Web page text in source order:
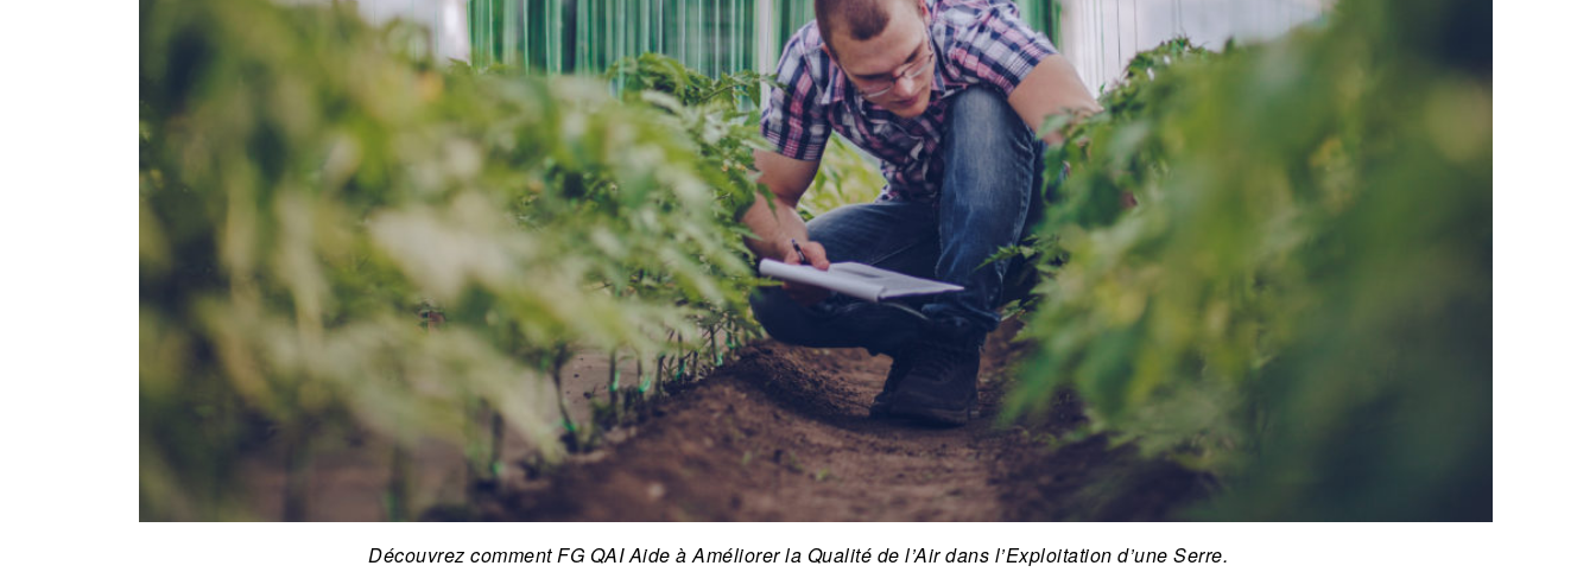
Découvrez comment FG QAI Aide à Améliorer la Qualité de l’Air dans l’Exploitation d’une Serre.